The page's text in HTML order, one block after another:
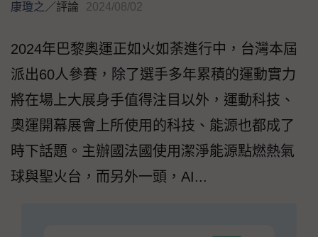
康瓊之 ／評論 2024/08/02
2024年巴黎奧運正如火如荼進行中，台灣本屆
派出60人參賽，除了選手多年累積的運動實力
將在場上大展身手值得注目以外，運動科技、
奧運開幕展會上所使用的科技、能源也都成了
時下話題。主辦國法國使用潔淨能源點燃熱氣
球與聖火台，而另外一頭，AI...